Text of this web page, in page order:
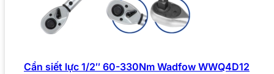
Cần siết lực 1/2″ 60-330Nm Wadfow WWQ4D12